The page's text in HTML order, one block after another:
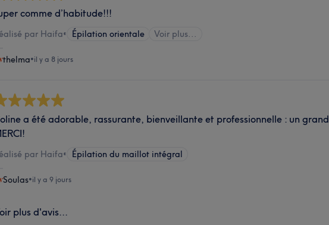
comme d’habitude!!!
par Haifa• Épilation orientale Voir plus...
thelma•il y a 8 jours
a été adorable, rassurante, bienveillante et professionnelle : un grand
par Haifa• Épilation du maillot intégral
Soulas•il y a 9 jours
plus d'avis...